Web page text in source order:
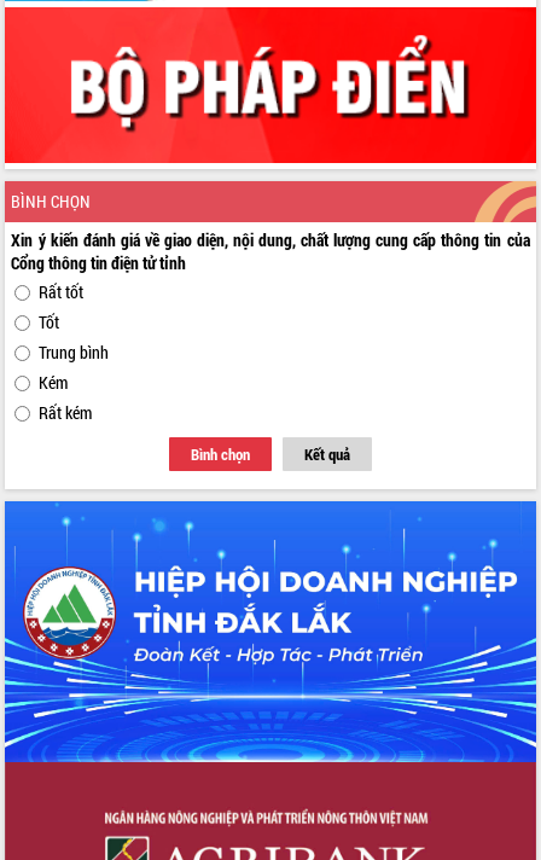
BÌNH CHỌN
Xin ý kiến đánh giá về giao diện, nội dung, chất lượng cung cấp thông tin của
Cổng thông tin điện tử tỉnh
Rất tốt
Tốt
Trung bình
Kém
Rất kém
Bình chọn Kết quả